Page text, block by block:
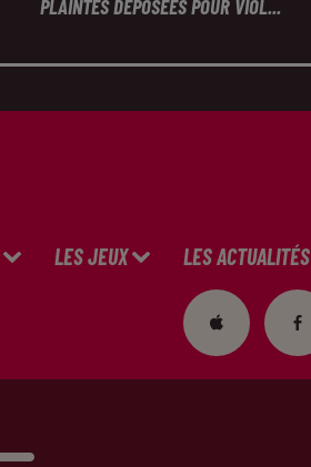
PLAINTES DÉPOSÉES POUR VIOL...
LES JEUX LES ACTUALITÉS